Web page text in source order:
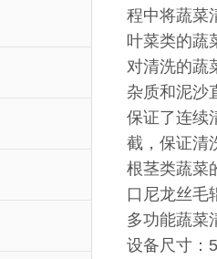
程中将蔬菜
叶菜类的蔬
对清洗的蔬
杂质和泥沙
保证了连续
截，保证清
根茎类蔬菜
口尼龙丝毛
多功能蔬菜
设备尺寸：